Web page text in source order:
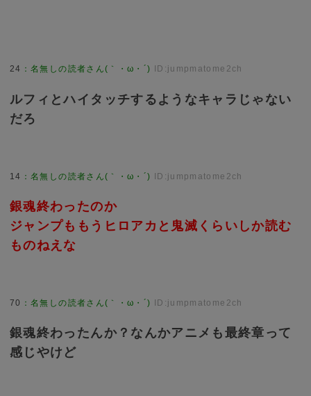
24 ：名無しの読者さん(｀・ω・´) ID:jumpmatome2ch
ルフィとハイタッチするようなキャラじゃない
だろ
14 ：名無しの読者さん(｀・ω・´) ID:jumpmatome2ch
銀魂終わったのか
ジャンプももうヒロアカと鬼滅くらいしか読む
ものねえな
70 ：名無しの読者さん(｀・ω・´) ID:jumpmatome2ch
銀魂終わったんか？なんかアニメも最終章って
感じやけど